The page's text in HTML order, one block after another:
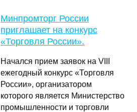
Минпромторг России
приглашает на конкурс
«Торговля России».
Начался прием заявок на VIII
ежегодный конкурс «Торговля
России», организатором
которого является Министерство
промышленности и торговли